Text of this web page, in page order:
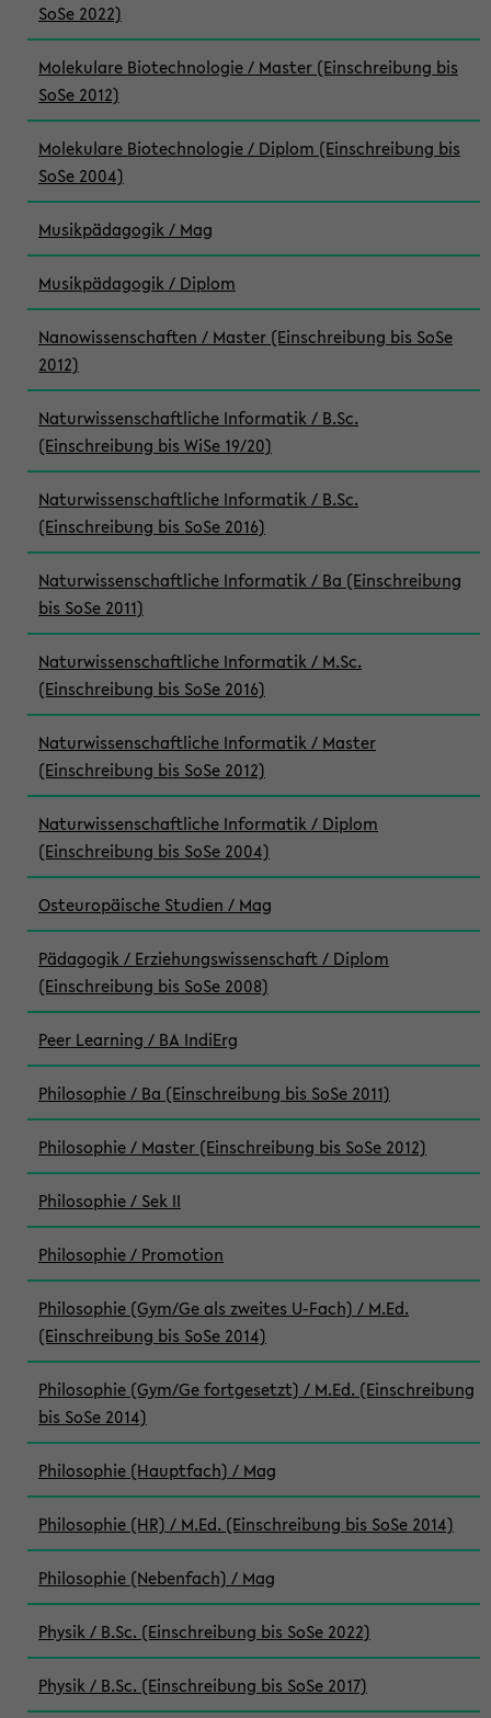
SoSe 2022)
Molekulare Biotechnologie / Master (Einschreibung bis
SoSe 2012)
Molekulare Biotechnologie / Diplom (Einschreibung bis
SoSe 2004)
Musikpädagogik / Mag
Musikpädagogik / Diplom
Nanowissenschaften / Master (Einschreibung bis SoSe
2012)
Naturwissenschaftliche Informatik / B.Sc.
(Einschreibung bis WiSe 19/20)
Naturwissenschaftliche Informatik / B.Sc.
(Einschreibung bis SoSe 2016)
Naturwissenschaftliche Informatik / Ba (Einschreibung
bis SoSe 2011)
Naturwissenschaftliche Informatik / M.Sc.
(Einschreibung bis SoSe 2016)
Naturwissenschaftliche Informatik / Master
(Einschreibung bis SoSe 2012)
Naturwissenschaftliche Informatik / Diplom
(Einschreibung bis SoSe 2004)
Osteuropäische Studien / Mag
Pädagogik / Erziehungswissenschaft / Diplom
(Einschreibung bis SoSe 2008)
Peer Learning / BA IndiErg
Philosophie / Ba (Einschreibung bis SoSe 2011)
Philosophie / Master (Einschreibung bis SoSe 2012)
Philosophie / Sek II
Philosophie / Promotion
Philosophie (Gym/Ge als zweites U-Fach) / M.Ed.
(Einschreibung bis SoSe 2014)
Philosophie (Gym/Ge fortgesetzt) / M.Ed. (Einschreibung
bis SoSe 2014)
Philosophie (Hauptfach) / Mag
Philosophie (HR) / M.Ed. (Einschreibung bis SoSe 2014)
Philosophie (Nebenfach) / Mag
Physik / B.Sc. (Einschreibung bis SoSe 2022)
Physik / B.Sc. (Einschreibung bis SoSe 2017)